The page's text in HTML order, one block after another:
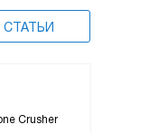
Crusher